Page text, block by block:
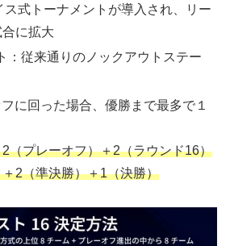
ス式トーナメントが導入され、リー
に拡大
：従来通りのノックアウトステー
に回った場合、優勝まで最多で１
プレーオフ）＋2（ラウンド16）
2（準決勝）＋1（決勝）